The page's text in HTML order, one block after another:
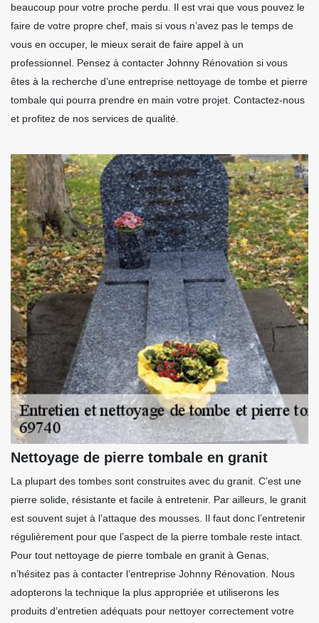
beaucoup pour votre proche perdu. Il est vrai que vous pouvez le
faire de votre propre chef, mais si vous n’avez pas le temps de
vous en occuper, le mieux serait de faire appel à un
professionnel. Pensez à contacter Johnny Rénovation si vous
êtes à la recherche d’une entreprise nettoyage de tombe et pierre
tombale qui pourra prendre en main votre projet. Contactez-nous
et profitez de nos services de qualité.
Nettoyage de pierre tombale en granit
La plupart des tombes sont construites avec du granit. C’est une
pierre solide, résistante et facile à entretenir. Par ailleurs, le granit
est souvent sujet à l’attaque des mousses. Il faut donc l’entretenir
régulièrement pour que l’aspect de la pierre tombale reste intact.
Pour tout nettoyage de pierre tombale en granit à Genas,
n’hésitez pas à contacter l’entreprise Johnny Rénovation. Nous
adopterons la technique la plus appropriée et utiliserons les
produits d’entretien adéquats pour nettoyer correctement votre